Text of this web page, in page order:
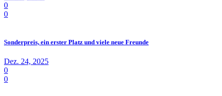
0
0
Sonderpreis, ein erster Platz und viele neue Freunde
Dez. 24, 2025
0
0